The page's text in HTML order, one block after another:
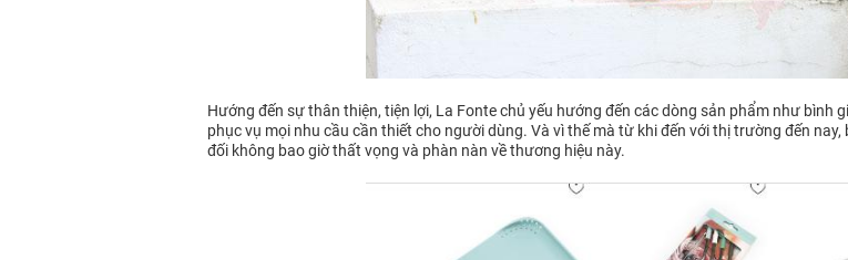
Hướng đến sự thân thiện, tiện lợi, La Fonte chủ yếu hướng đến các dòng sản phẩm như bình
phục vụ mọi nhu cầu cần thiết cho người dùng. Và vì thế mà từ khi đến với thị trường đến
đối không bao giờ thất vọng và phàn nàn về thương hiệu này.